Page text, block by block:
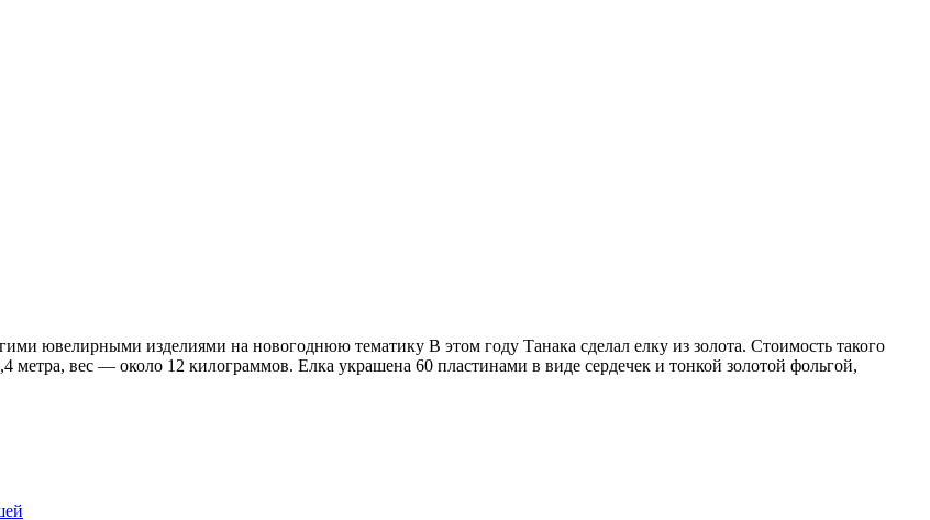
ювелирными изделиями на новогоднюю тематику В этом году Танака сделал елку из золота. Стоимость такого
метра, вес — около 12 килограммов. Елка украшена 60 пластинами в виде сердечек и тонкой золотой фольгой,